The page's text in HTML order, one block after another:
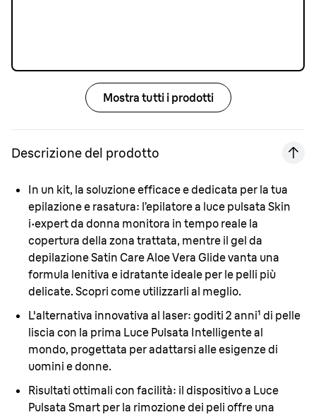
Mostra tutti i prodotti
Descrizione del prodotto
In un kit, la soluzione efficace e dedicata per la tua
epilazione e rasatura: l’epilatore a luce pulsata Skin
i·expert da donna monitora in tempo reale la
copertura della zona trattata, mentre il gel da
depilazione Satin Care Aloe Vera Glide vanta una
formula lenitiva e idratante ideale per le pelli più
delicate. Scopri come utilizzarli al meglio.
L'alternativa innovativa al laser: goditi 2 anni¹ di pelle
liscia con la prima Luce Pulsata Intelligente al
mondo, progettata per adattarsi alle esigenze di
uomini e donne.
Risultati ottimali con facilità: il dispositivo a Luce
Pulsata Smart per la rimozione dei peli offre una